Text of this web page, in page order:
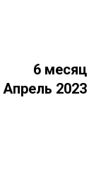
6 месяц
Апрель 2023